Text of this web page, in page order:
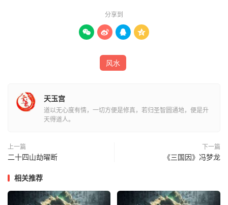
信佛道，丑龙未水发牛羊；丑水破局多夭折，鳏寡僧道定不
杀戮公事祸非常；巽向丑水入坟宅，孽同巳水祸难当；四鱼
哭一场。
第三歌 武曲金，北方坎纳癸申辰
入穴近君门；坤午生男家即富，兑巽生女多冷退；破局桃花
惊；三条阴龙卯亥艮，最怕癸丑并朝坟；若是混流或流聚，
兄弟屠戮女祸侵；少亡食药病肚胀，随母改嫁忘宗亲。
分享到
   
风水
天玉宫
道以无心度有情，一切方便是修真，若归圣智圆通地，便是升
天得道人。
上一篇
二十四山劫曜断
下一篇
《三国因》冯梦龙
相关推荐